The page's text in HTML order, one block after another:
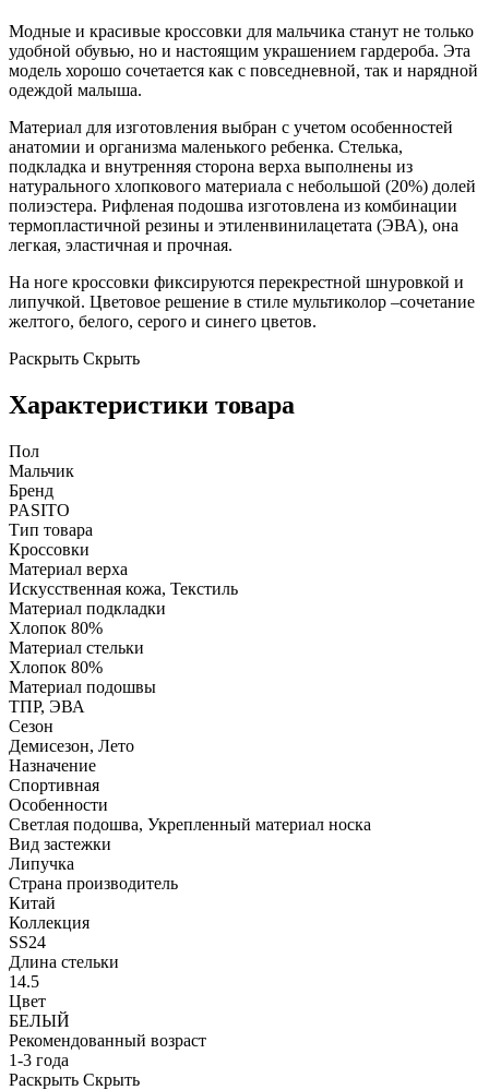
Модные и красивые кроссовки для мальчика станут не только
удобной обувью, но и настоящим украшением гардероба. Эта
модель хорошо сочетается как с повседневной, так и нарядной
одеждой малыша.
Материал для изготовления выбран с учетом особенностей
анатомии и организма маленького ребенка. Стелька,
подкладка и внутренняя сторона верха выполнены из
натурального хлопкового материала с небольшой (20%) долей
полиэстера. Рифленая подошва изготовлена из комбинации
термопластичной резины и этиленвинилацетата (ЭВА), она
легкая, эластичная и прочная.
На ноге кроссовки фиксируются перекрестной шнуровкой и
липучкой. Цветовое решение в стиле мультиколор –сочетание
желтого, белого, серого и синего цветов.
Раскрыть Скрыть
Характеристики товара
Пол
Мальчик
Бренд
PASITO
Тип товара
Кроссовки
Материал верха
Искусственная кожа, Текстиль
Материал подкладки
Хлопок 80%
Материал стельки
Хлопок 80%
Материал подошвы
ТПР, ЭВА
Сезон
Демисезон, Лето
Назначение
Спортивная
Особенности
Светлая подошва, Укрепленный материал носка
Вид застежки
Липучка
Страна производитель
Китай
Коллекция
SS24
Длина стельки
14.5
Цвет
БЕЛЫЙ
Рекомендованный возраст
1-3 года
Раскрыть Скрыть